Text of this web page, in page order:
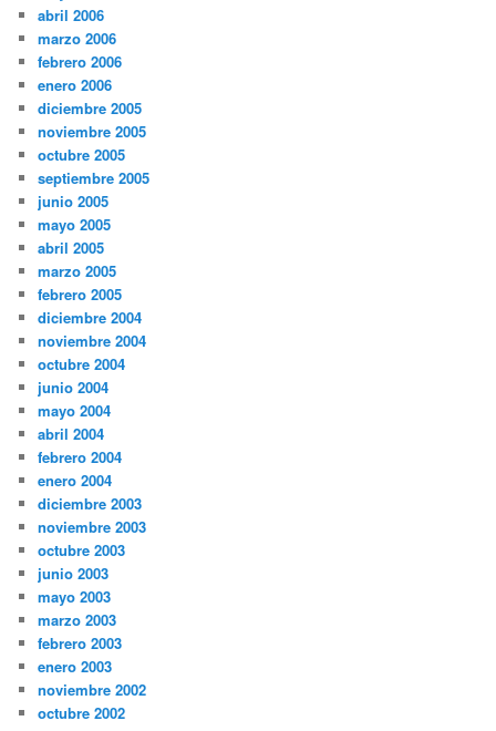
abril 2006
marzo 2006
febrero 2006
enero 2006
diciembre 2005
noviembre 2005
octubre 2005
septiembre 2005
junio 2005
mayo 2005
abril 2005
marzo 2005
febrero 2005
diciembre 2004
noviembre 2004
octubre 2004
junio 2004
mayo 2004
abril 2004
febrero 2004
enero 2004
diciembre 2003
noviembre 2003
octubre 2003
junio 2003
mayo 2003
marzo 2003
febrero 2003
enero 2003
noviembre 2002
octubre 2002